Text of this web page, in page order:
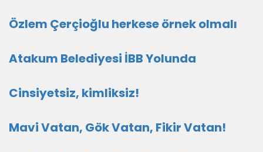
Özlem Çerçioğlu herkese örnek olmalı
Atakum Belediyesi İBB Yolunda
Cinsiyetsiz, kimliksiz!
Mavi Vatan, Gök Vatan, Fikir Vatan!